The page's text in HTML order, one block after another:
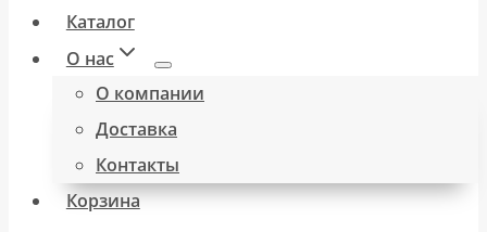
Каталог
О нас
О компании
Доставка
Контакты
Корзина